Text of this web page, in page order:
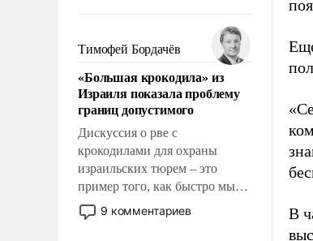
политические прожекты будут
беспрекословно оплачиваться
за счет российских
налогоплательщиков и где за
свои поступки не нужно
отвечать.
Тимофей Бордачёв
«Большая крокодила» из
Израиля показала проблему
границ допустимого
Дискуссия о рве с
крокодилами для охраны
израильских тюрем – это
пример того, как быстро мы
двигаемся по пути
революционных изменений.
9 комментариев
В